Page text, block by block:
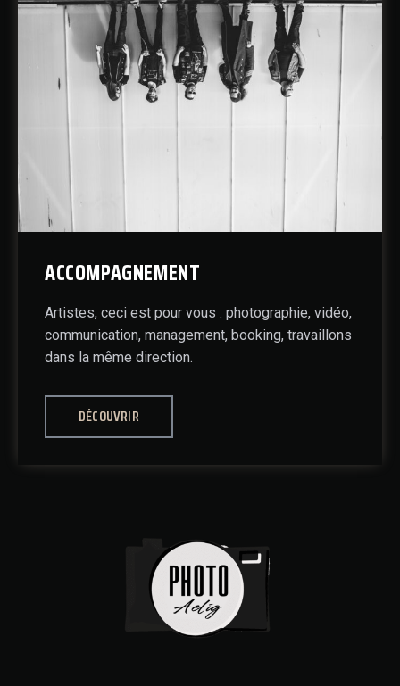
ACCOMPAGNEMENT
Artistes, ceci est pour vous : photographie, vidéo,
communication, management, booking, travaillons
dans la même direction.
DÉCOUVRIR